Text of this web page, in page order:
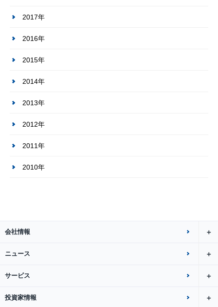
2017年
2016年
2015年
2014年
2013年
2012年
2011年
2010年
会社情報
ニュース
サービス
投資家情報